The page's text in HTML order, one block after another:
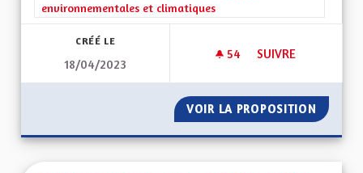
environnementales et climatiques
CRÉÉ LE
18/04/2023
54 54 ABONNÉS
SUIVRE
VOIR LA PROPOSITION